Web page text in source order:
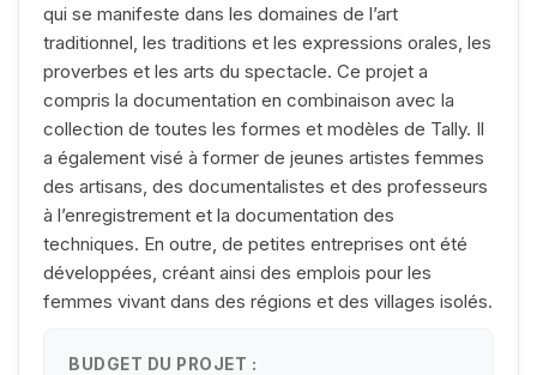
qui se manifeste dans les domaines de l’art
traditionnel, les traditions et les expressions orales, les
proverbes et les arts du spectacle. Ce projet a
compris la documentation en combinaison avec la
collection de toutes les formes et modèles de Tally. Il
a également visé à former de jeunes artistes femmes
des artisans, des documentalistes et des professeurs
à l’enregistrement et la documentation des
techniques. En outre, de petites entreprises ont été
développées, créant ainsi des emplois pour les
femmes vivant dans des régions et des villages isolés.
BUDGET DU PROJET :